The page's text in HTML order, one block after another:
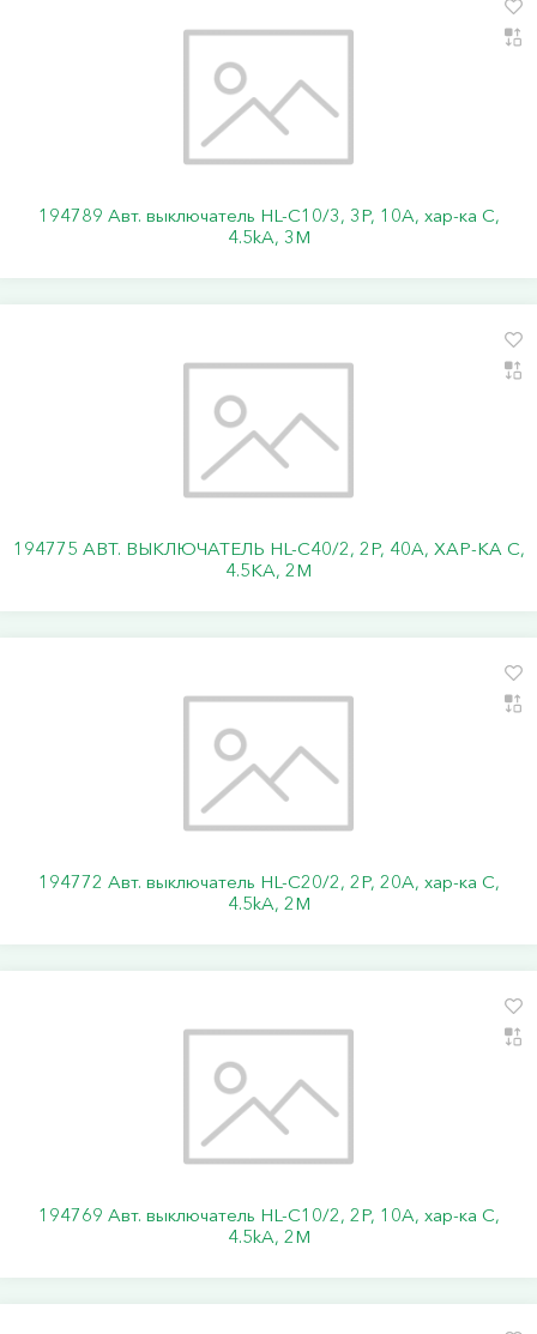
194789 Авт. выключатель HL-C10/3, 3P, 10A, хар-ка C,
4.5kA, 3M
194775 АВТ. ВЫКЛЮЧАТЕЛЬ HL-C40/2, 2P, 40A, ХАР-КА C,
4.5KA, 2M
194772 Авт. выключатель HL-C20/2, 2P, 20A, хар-ка C,
4.5kA, 2M
194769 Авт. выключатель HL-C10/2, 2P, 10A, хар-ка C,
4.5kA, 2M